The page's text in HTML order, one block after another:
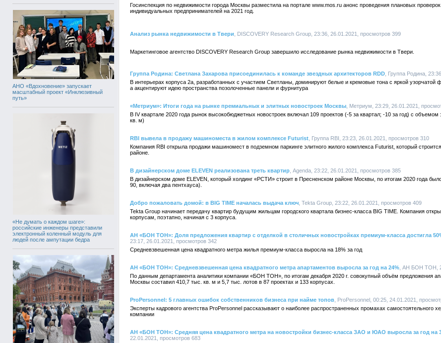
АНО «Вдохновение» запускает
масштабный проект «Инклюзивный
путь»
«Не думать о каждом шаге»:
российские инженеры представили
электронный коленный модуль для
людей после ампутации бедра
Госинспекция по недвижимости города Москвы разместила на портале www.mos.ru анонс проведения плановых
индивидуальных предпринимателей на 2021 год.
Анализ рынка недвижимости в Твери , DISCOVERY Research Group, 23:36, 26.01.2021, просмотров 399
Маркетинговое агентство DISCOVERY Research Group завершило исследование рынка недвижимости в Твери.
Группа Родина: Светлана Захарова присоединилась к команде звездных архитекторов RDD , Группа Родина,
В интерьерах корпуса 2a, разработанных с участием Светланы, доминируют белые и кремовые тона с яркой узорчатой
а акцентируют идею пространства позолоченные панели и фурнитура
«Метриум»: Итоги года на рынке премиальных и элитных новостроек Москвы , Метриум, 23:29, 26.01.2021,
В IV квартале 2020 года рынок высокобюджетных новостроек включал 109 проектов (-5 за квартал; -10 за год) с объемом
кв. м)
RBI вывела в продажу машиноместа в жилом комплексе Futurist , Группа RBI, 23:23, 26.01.2021, просмотров 310
Компания RBI открыла продажи машиномест в подземном паркинге элитного жилого комплекса Futurist, который
районе.
В дизайнерском доме ELEVEN реализована треть квартир , Agenda, 23:22, 26.01.2021, просмотров 385
В дизайнерском доме ELEVEN, который холдинг «РСТИ» строит в Пресненском районе Москвы, по итогам 2020 года
90, включая два пентхауса).
Добро пожаловать домой: в BIG TIME началась выдача ключ , Tekta Group, 23:22, 26.01.2021, просмотров 409
Tekta Group начинает передачу квартир будущим жильцам городского квартала бизнес-класса BIG TIME. Компания
корпусам, поэтапно, начиная с 3 корпуса.
АН «БОН ТОН»: Доля предложения квартир с отделкой в столичных новостройках премиум-класса достигла
23:17, 26.01.2021, просмотров 342
Средневзвешенная цена квадратного метра жилья премиум-класса выросла на 18% за год
АН «БОН ТОН»: Средневзвешенная цена квадратного метра апартаментов выросла за год на 24% , АН БОН ТОН,
По данным департамента аналитики компании «БОН ТОН», по итогам декабря 2020 г. совокупный объём предложения
Москвы составил 410,7 тыс. кв. м и 5,7 тыс. лотов в 87 проектах и 133 корпусах.
ProPersonnel: 5 главных ошибок собственников бизнеса при найме топов , ProPersonnel, 00:25, 24.01.2021,
Эксперты кадрового агентства ProPersonnel рассказывают о наиболее распространенных промахах самостоятельного
компании
АН «БОН ТОН»: Средняя цена квадратного метра на новостройки бизнес-класса ЗАО и ЮАО выросла за год на
22.01.2021, просмотров 683